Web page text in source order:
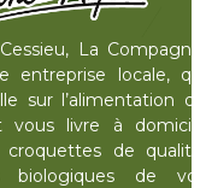
La Compagnie
entreprise locale, qui
sur l’alimentation de
livre à domicile
de qualité,
biologiques de vos